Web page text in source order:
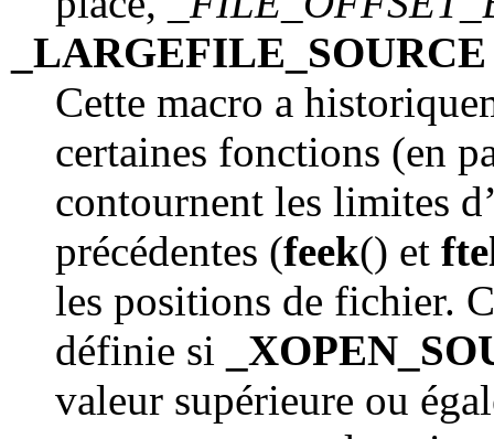
_LARGEFILE_SOURCE
Cette macro a
certaines fonctions (en
contournent les limites
précédentes (feek() et
les positions de fichier.
définie si
valeur supérieure ou